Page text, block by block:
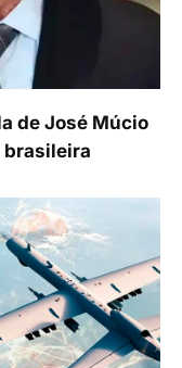
de José Múcio
brasileira